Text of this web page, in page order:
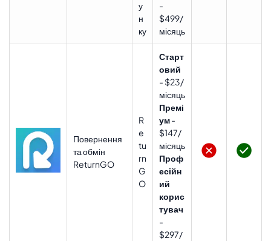
у
н
ку
-
$499/
місяць
Повернення
та обмін
ReturnGO
R
e
tu
rn
G
O
Старт
овий
- $23/
місяць
Премі
ум-
$147/
місяць
Проф
есійн
ий
корис
тувач
-
$297/